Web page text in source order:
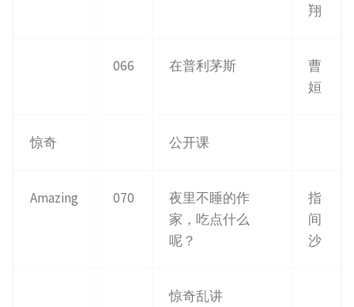
翔
066 在普利茅斯
曹
姮
惊奇 公开课
Amazing 070
夜里不睡的作
家，吃点什么
呢？
指
间
沙
惊奇乱讲